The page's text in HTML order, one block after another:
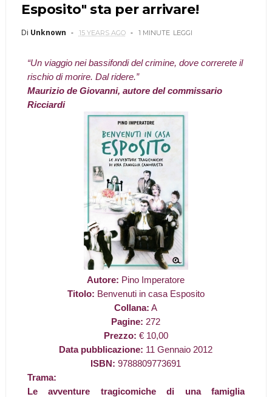
Esposito" sta per arrivare!
Di Unknown 15 YEARS AGO 1 MINUTE LEGGI
“Un viaggio nei bassifondi del crimine, dove correrete il
rischio di morire. Dal ridere.”
Maurizio de Giovanni, autore del commissario
Ricciardi
Autore: Pino Imperatore
Titolo: Benvenuti in casa Esposito
Collana: A
Pagine: 272
Prezzo: € 10,00
Data pubblicazione: 11 Gennaio 2012
ISBN:9788809773691
Trama:
Le avventure tragicomiche di una famiglia